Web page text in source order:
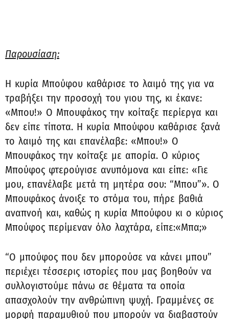
Παρουσίαση:
Η κυρία Μπούφου καθάρισε το λαιμό της για να
τραβήξει την προσοχή του γιου της, κι έκανε:
«Μπου!» Ο Μπουφάκος την κοίταξε περίεργα και
δεν είπε τίποτα. Η κυρία Μπούφου καθάρισε ξανά
το λαιμό της και επανέλαβε: «Μπου!» Ο
Μπουφάκος την κοίταξε με απορία. Ο κύριος
Μπούφος φτερούγισε ανυπόμονα και είπε: «Γιε
μου, επανέλαβε μετά τη μητέρα σου: “Μπου”». Ο
Μπουφάκος άνοιξε το στόμα του, πήρε βαθιά
αναπνοή και, καθώς η κυρία Μπούφου κι ο κύριος
Μπούφος περίμεναν όλο λαχτάρα, είπε:«Μπα;»
“Ο μπούφος που δεν μπορούσε να κάνει μπου”
περιέχει τέσσερις ιστορίες που μας βοηθούν να
συλλογιστούμε πάνω σε θέματα τα οποία
απασχολούν την ανθρώπινη ψυχή. Γραμμένες σε
μορφή παραμυθιού που μπορούν να διαβαστούν